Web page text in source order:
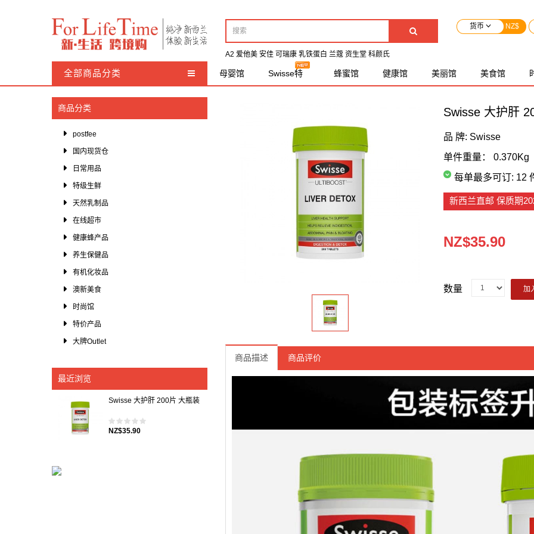
A2 爱他美 安佳 可瑞康 乳铁蛋白 兰蔻 资生堂 科颜氏
NZ$
货币
全部商品分类
天然乳制品
蜂蜜制品
养生保健品
有机化妆品
澳新美食
羊毛制品
日常用品
母婴馆 Swisse特 蜂蜜馆 健康馆 美丽馆 美食馆
商品分类
postfee
国内现货仓
日常用品
特级生鲜
天然乳制品
在线超市
健康蜂产品
养生保健品
有机化妆品
澳新美食
时尚馆
特价产品
大牌Outlet
最近浏览
Swisse 大护肝 200片 大瓶装
NZ$35.90
Swisse 大护肝
品 牌: Swisse
单件重量：
0.370Kg
每单最多可订: 12
新西兰直邮保质期
NZ$35.90
数量 加
商品描述 商品评价